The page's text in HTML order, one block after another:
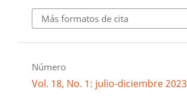
Más formatos de cita
Número
Vol. 18, No. 1: julio-diciembre 2023